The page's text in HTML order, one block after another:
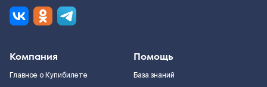
Компания
Главное о Купибилете
Помощь
База знаний